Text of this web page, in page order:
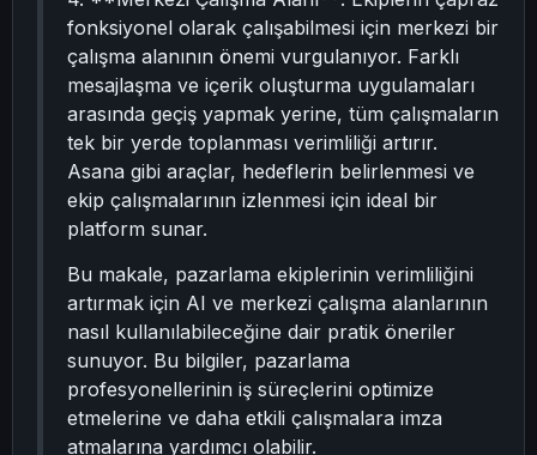
fonksiyonel olarak çalışabilmesi için merkezi bir
çalışma alanının önemi vurgulanıyor. Farklı
mesajlaşma ve içerik oluşturma uygulamaları
arasında geçiş yapmak yerine, tüm çalışmaların
tek bir yerde toplanması verimliliği artırır.
Asana gibi araçlar, hedeflerin belirlenmesi ve
ekip çalışmalarının izlenmesi için ideal bir
platform sunar.
Bu makale, pazarlama ekiplerinin verimliliğini
artırmak için AI ve merkezi çalışma alanlarının
nasıl kullanılabileceğine dair pratik öneriler
sunuyor. Bu bilgiler, pazarlama
profesyonellerinin iş süreçlerini optimize
etmelerine ve daha etkili çalışmalara imza
atmalarına yardımcı olabilir.